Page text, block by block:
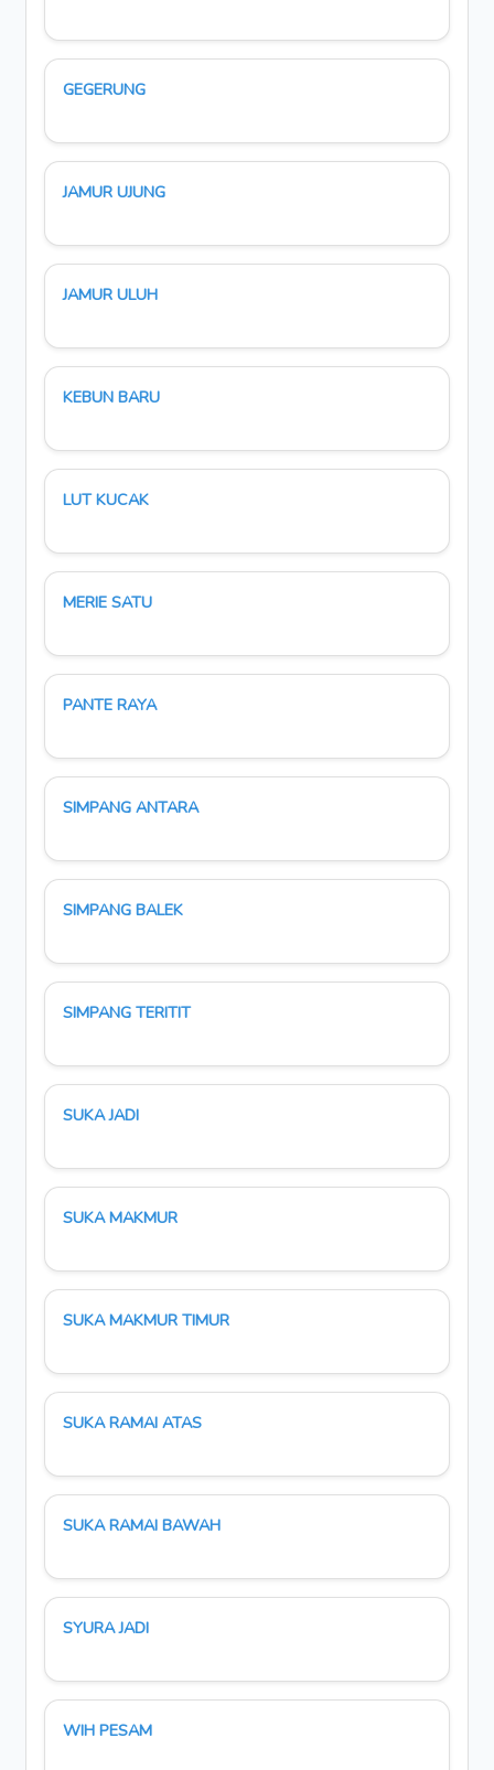
GEGERUNG
JAMUR UJUNG
JAMUR ULUH
KEBUN BARU
LUT KUCAK
MERIE SATU
PANTE RAYA
SIMPANG ANTARA
SIMPANG BALEK
SIMPANG TERITIT
SUKA JADI
SUKA MAKMUR
SUKA MAKMUR TIMUR
SUKA RAMAI ATAS
SUKA RAMAI BAWAH
SYURA JADI
WIH PESAM